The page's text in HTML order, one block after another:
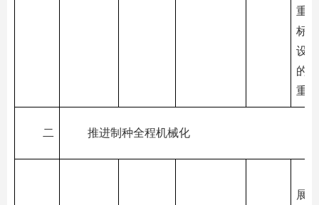
重
标
设
的
重
二 推进制种全程机械化
展